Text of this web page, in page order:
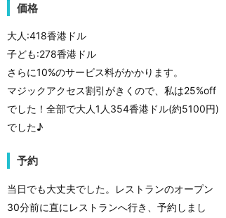
価格
大人:418香港ドル
子ども:278香港ドル
さらに10%のサービス料がかかります。
マジックアクセス割引がきくので、私は25%off
でした！全部で大人1人354香港ドル(約5100円)
でした♪
予約
当日でも大丈夫でした。レストランのオープン
30分前に直にレストランへ行き、予約しまし